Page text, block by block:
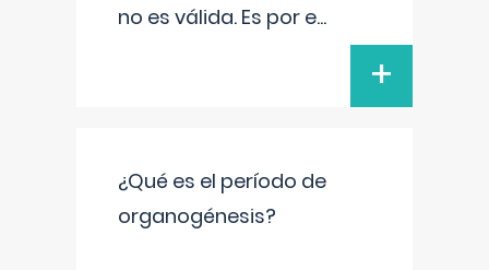
no es válida. Es por e...
+
¿Qué es el período de
organogénesis?